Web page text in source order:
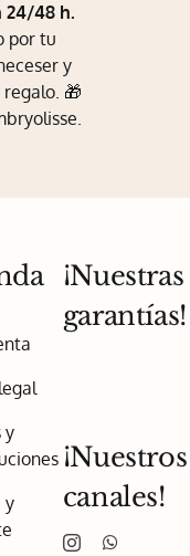
24/48 h.
por tu
y
🎁
y
y
¡Nuestras
garantías!
¡Nuestros
canales!